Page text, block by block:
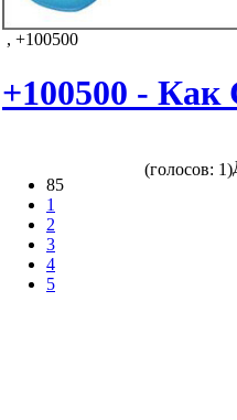
, +100500
+100500 -
85
1
2
3
4
5
(голосов: 1)